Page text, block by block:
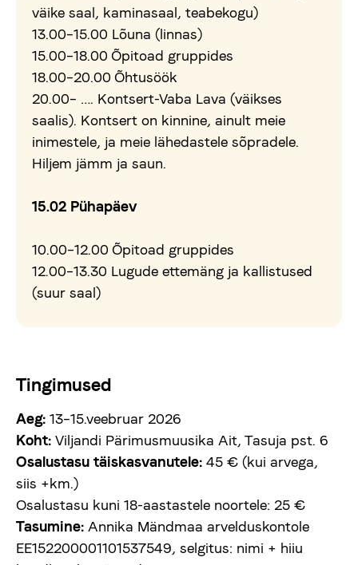
väike saal, kaminasaal, teabekogu)
13.00–15.00 Lõuna (linnas)
15.00–18.00 Õpitoad gruppides
18.00–20.00 Õhtusöök
20.00– …. Kontsert-Vaba Lava (väikses
saalis). Kontsert on kinnine, ainult meie
inimestele, ja meie lähedastele sõpradele.
Hiljem jämm ja saun.
15.02 Pühapäev
10.00–12.00 Õpitoad gruppides
12.00–13.30 Lugude ettemäng ja kallistused
(suur saal)
Tingimused
Aeg: 13–15.veebruar 2026
Koht: Viljandi Pärimusmuusika Ait, Tasuja pst. 6
Osalustasu täiskasvanutele: 45 € (kui arvega,
siis +km.)
Osalustasu kuni 18-aastastele noortele: 25 €
Tasumine: Annika Mändmaa arvelduskontole
EE152200001101537549, selgitus: nimi + hiiu